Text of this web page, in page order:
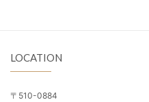
LOCATION
〒510-0884